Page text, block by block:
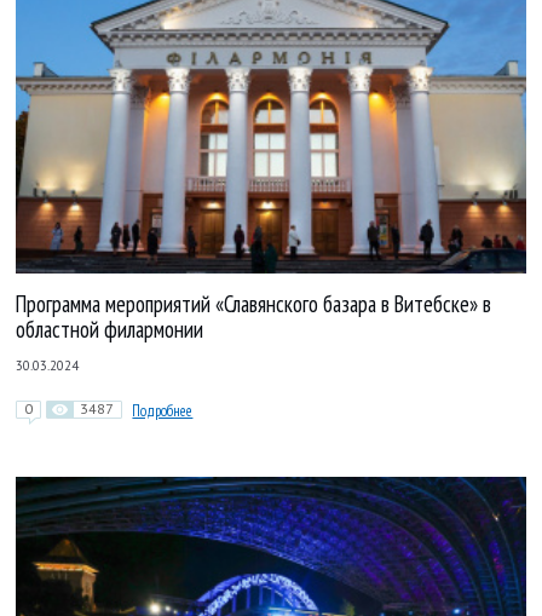
Программа мероприятий «Славянского базара в Витебске» в
областной филармонии
30.03.2024
0 3487 Подробнее